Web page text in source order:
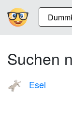
Suchen
🫏 Esel